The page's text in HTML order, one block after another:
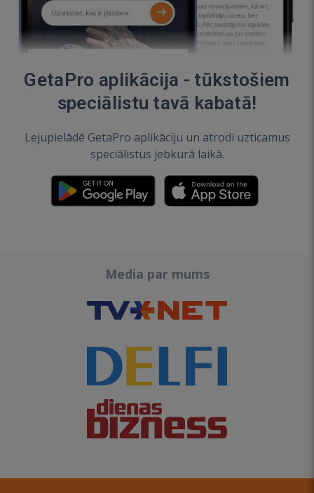
GetaPro aplikācija - tūkstošiem
speciālistu tavā kabatā!
Lejupielādē GetaPro aplikāciju un atrodi uzticamus
speciālistus jebkurā laikā.
Media par mums